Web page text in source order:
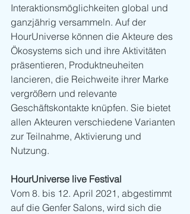
Interaktionsmöglichkeiten global und
ganzjährig versammeln. Auf der
HourUniverse können die Akteure des
Ökosystems sich und ihre Aktivitäten
präsentieren, Produktneuheiten
lancieren, die Reichweite ihrer Marke
vergrößern und relevante
Geschäftskontakte knüpfen. Sie bietet
allen Akteuren verschiedene Varianten
zur Teilnahme, Aktivierung und
Nutzung.
HourUniverse live Festival
Vom 8. bis 12. April 2021, abgestimmt
auf die Genfer Salons, wird sich die